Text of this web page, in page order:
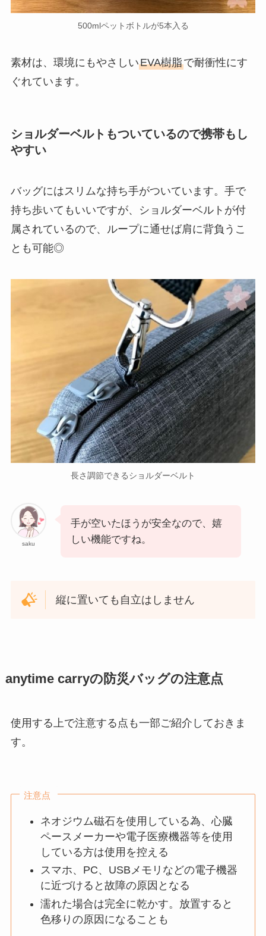
500mlペットボトルが5本入る
素材は、環境にもやさしいEVA樹脂で耐衝性にす
ぐれています。
ショルダーベルトもついているので携帯もし
やすい
バッグにはスリムな持ち手がついています。手で
持ち歩いてもいいですが、ショルダーベルトが付
属されているので、ループに通せば肩に背負うこ
とも可能◎
長さ調節できるショルダーベルト
saku
手が空いたほうが安全なので、嬉
しい機能ですね。
縦に置いても自立はしません
anytime carryの防災バッグの注意点
使用する上で注意する点も一部ご紹介しておきま
す。
注意点
ネオジウム磁石を使用している為、心臓
ペースメーカーや電子医療機器等を使用
している方は使用を控える
スマホ、PC、USBメモリなどの電子機器
に近づけると故障の原因となる
濡れた場合は完全に乾かす。放置すると
色移りの原因になることも